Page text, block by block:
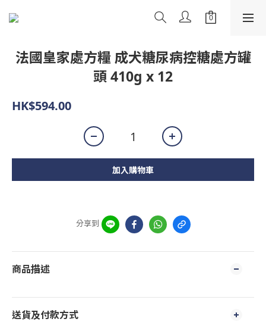
法國皇家處方糧 成犬糖尿病控糖處方罐
頭 410g x 12
HK$594.00
加入購物車
分享到
商品描述
送貨及付款方式